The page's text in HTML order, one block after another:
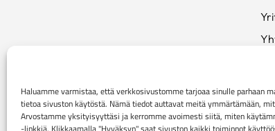
Haluamme varmistaa, että verkkosivustomme tarjoaa sinulle parhaan
tietoa sivuston käytöstä. Nämä tiedot auttavat meitä ymmärtämään,
Arvostamme yksityisyyttäsi ja kerromme avoimesti siitä, miten
-linkkiä. Klikkaamalla "Hyväksyn" saat sivuston kaikki toiminnot